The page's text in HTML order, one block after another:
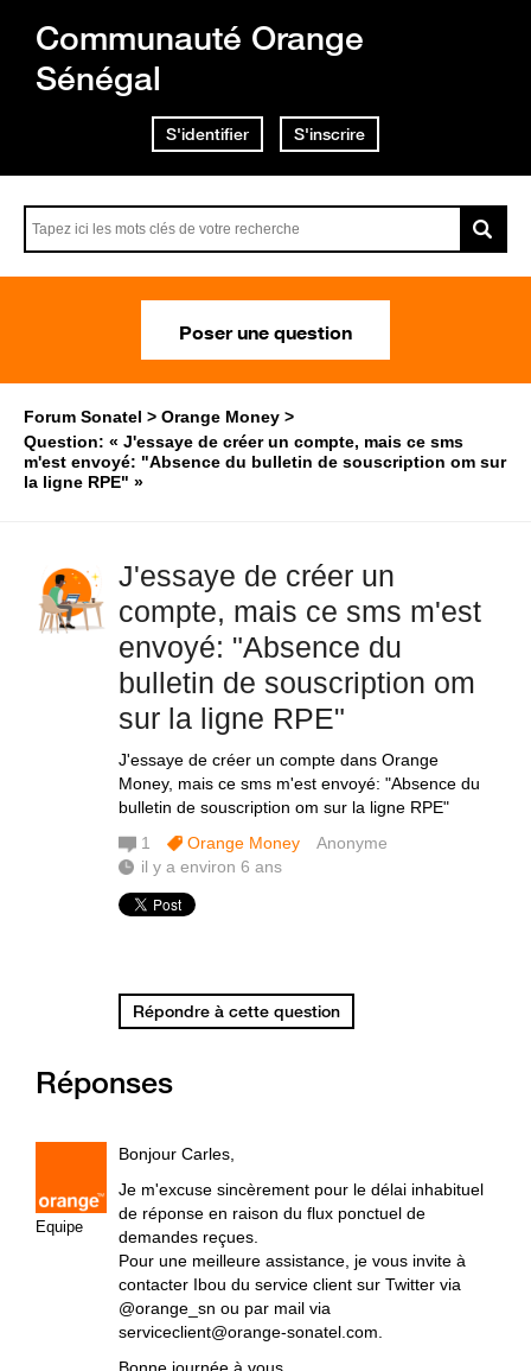
Communauté Orange
Sénégal
S'identifier S'inscrire
Poser une question
Forum Sonatel
Orange Money
Question: « J'essaye de créer un compte, mais ce sms
m'est envoyé: "Absence du bulletin de souscription om sur
la ligne RPE" »
J'essaye de créer un
compte, mais ce sms m'est
envoyé: "Absence du
bulletin de souscription om
sur la ligne RPE"
J'essaye de créer un compte dans Orange
Money, mais ce sms m'est envoyé: "Absence du
bulletin de souscription om sur la ligne RPE"
1
Orange Money
Anonyme
il y a environ 6 ans
Répondre à cette question
Réponses
Equipe
Bonjour Carles,
Je m'excuse sincèrement pour le délai inhabituel
de réponse en raison du flux ponctuel de
demandes reçues.
Pour une meilleure assistance, je vous invite à
contacter Ibou du service client sur Twitter via
@orange_sn ou par mail via
serviceclient@orange-sonatel.com.